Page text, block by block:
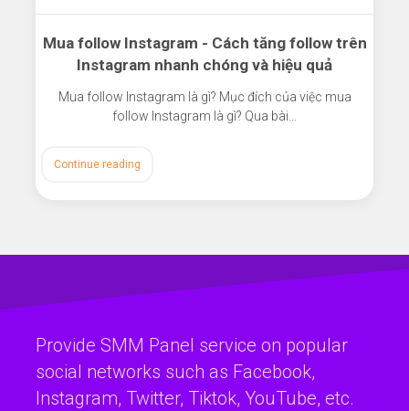
Mua follow Instagram - Cách tăng follow trên
Instagram nhanh chóng và hiệu quả
Mua follow Instagram là gì? Mục đích của việc mua
follow Instagram là gì? Qua bài…
Continue reading
Provide SMM Panel service on popular
social networks such as Facebook,
Instagram, Twitter, Tiktok, YouTube, etc.